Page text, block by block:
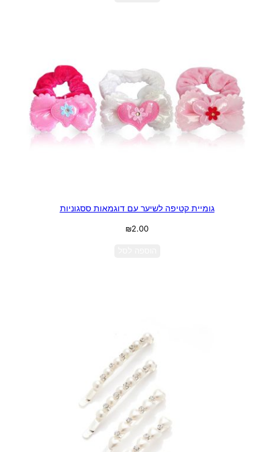
גומיית קטיפה לשיער עם דוגמאות ססגוניות
₪2.00